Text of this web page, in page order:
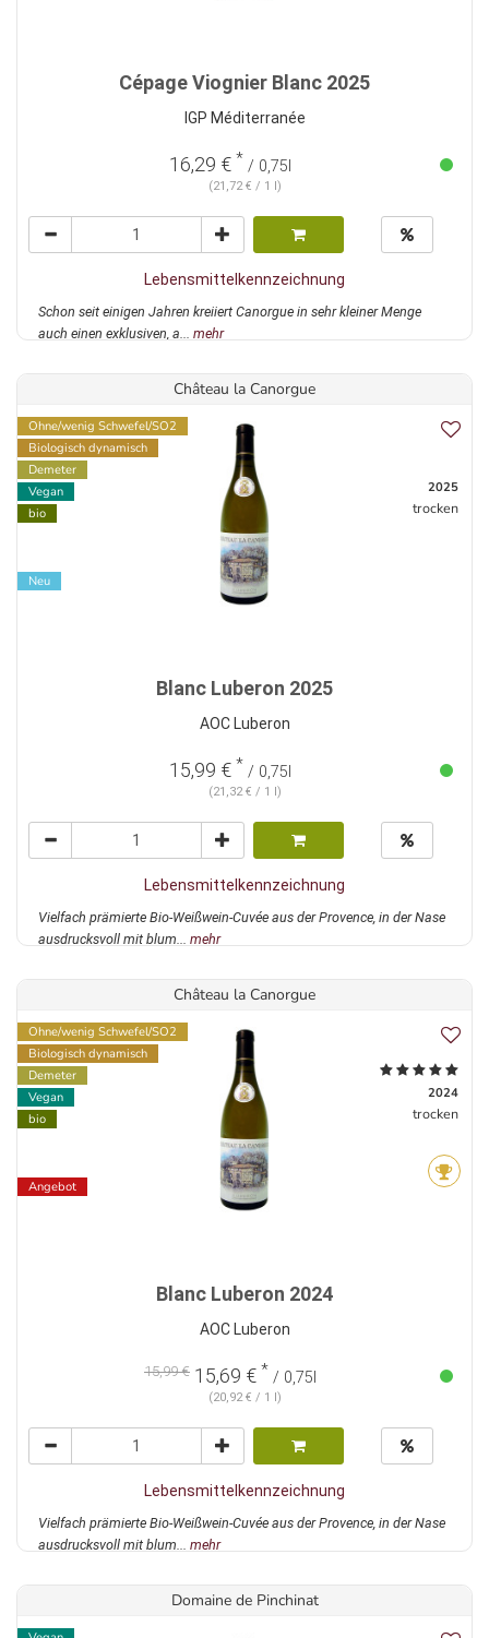
Cépage Viognier Blanc 2025
IGP Méditerranée
16,29 € * / 0,75l
(21,72 € / 1 l)
Lebensmittelkennzeichnung
Schon seit einigen Jahren kreiiert Canorgue in sehr kleiner Menge
auch einen exklusiven, a... mehr
Château la Canorgue
Ohne/wenig Schwefel/SO2
Biologisch dynamisch
Demeter
Vegan
bio
Neu
2025
trocken
Blanc Luberon 2025
AOC Luberon
15,99 € * / 0,75l
(21,32 € / 1 l)
Lebensmittelkennzeichnung
Vielfach prämierte Bio-Weißwein-Cuvée aus der Provence, in der Nase
ausdrucksvoll mit blum... mehr
Château la Canorgue
Ohne/wenig Schwefel/SO2
Biologisch dynamisch
Demeter
Vegan
bio
Angebot
2024
trocken
Blanc Luberon 2024
AOC Luberon
15,99 € 15,69 € * / 0,75l
(20,92 € / 1 l)
Lebensmittelkennzeichnung
Vielfach prämierte Bio-Weißwein-Cuvée aus der Provence, in der Nase
ausdrucksvoll mit blum... mehr
Domaine de Pinchinat